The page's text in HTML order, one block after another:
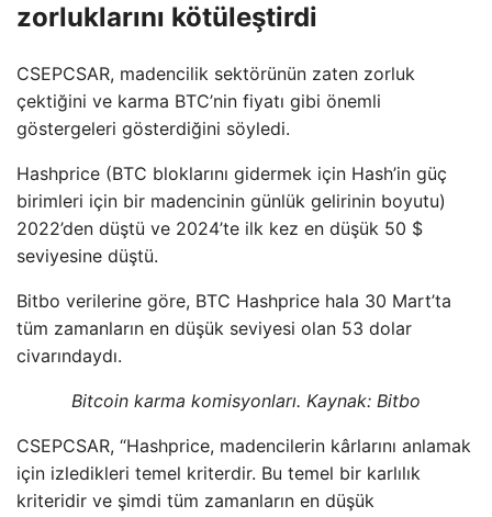
zorluklarını kötüleştirdi
CSEPCSAR, madencilik sektörünün zaten zorluk
çektiğini ve karma BTC’nin fiyatı gibi önemli
göstergeleri gösterdiğini söyledi.
Hashprice (BTC bloklarını gidermek için Hash’in güç
birimleri için bir madencinin günlük gelirinin boyutu)
2022’den düştü ve 2024’te ilk kez en düşük 50 $
seviyesine düştü.
Bitbo verilerine göre, BTC Hashprice hala 30 Mart’ta
tüm zamanların en düşük seviyesi olan 53 dolar
civarındaydı.
Bitcoin karma komisyonları. Kaynak: Bitbo
CSEPCSAR, “Hashprice, madencilerin kârlarını anlamak
için izledikleri temel kriterdir. Bu temel bir karlılık
kriteridir ve şimdi tüm zamanların en düşük